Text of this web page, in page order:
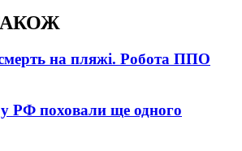
на пляжі. Робота ППО
РФ поховали ще одного